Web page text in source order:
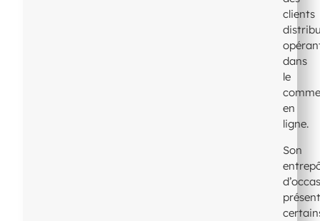
clients
dans
le
en
ligne.
Son